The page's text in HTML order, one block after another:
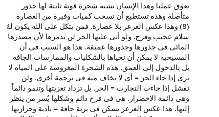
يعوَق عملنا وهذا الإنسان يشبه شجرة قوية ثابتة لها جذور
متأصلة وهذه تستطيع أن تسحب كميات وفيرة من العصارة
(8) وهذا عكس العرعر بلا عصارة. فمن يتكل على الله يكون لهُ
سلام عجيب وفرح. ولو أتى عليها الحر لن يدمرها لأن مصدرها
المائى فى جذورها وجذورها عميقة. هذا هو السبب فى أن
المسيحية لا يمكن أن نحياها بالشكليات والممارسات الجافة
بل بالدخول إلى العمق. هذه الشجرة المغروسة على المياه لا
ترى إذا جاء الحر = أى لا تخاف منه فى ترجمة أخرى. ولن
تفشل إذا جاءت التجارب = الحر. بل تزداد تعزيتها وتنمو دائماً
وهى دائمة الإخضرار. هى فى فرح دائم وشكلها يُسر من ينظر
إليها. هذا عكس العرعر يسكن فى برية جافة = بادية وحرارتها